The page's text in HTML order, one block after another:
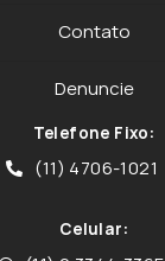
Contato
Denuncie
Telefone Fixo:
(11) 4706-1021
Celular: